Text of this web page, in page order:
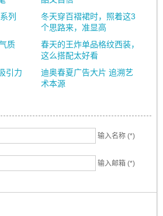
列
冬天穿百褶裙时，照着这3
个思路来，准显高
质
春天的王炸单品格纹西装，
这么搭配太好看
引力
迪奥春夏广告大片 追溯艺
术本源
输入名称 (*)
输入邮箱 (*)